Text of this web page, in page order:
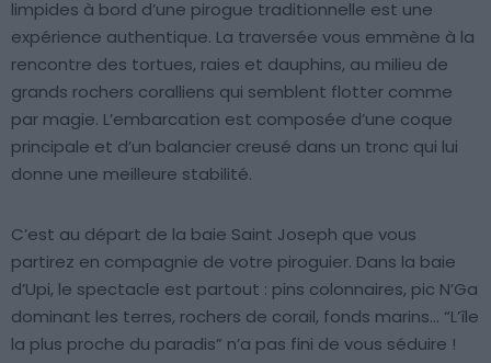
limpides à bord d’une pirogue traditionnelle est une
expérience authentique. La traversée vous emmène à la
rencontre des tortues, raies et dauphins, au milieu de
grands rochers coralliens qui semblent flotter comme
par magie. L’embarcation est composée d’une coque
principale et d’un balancier creusé dans un tronc qui lui
donne une meilleure stabilité.
C’est au départ de la baie Saint Joseph que vous
partirez en compagnie de votre piroguier. Dans la baie
d’Upi, le spectacle est partout : pins colonnaires, pic N’Ga
dominant les terres, rochers de corail, fonds marins… “L’île
la plus proche du paradis” n’a pas fini de vous séduire !